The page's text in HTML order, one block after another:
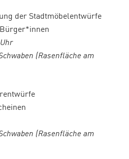
der Stadtmöbelentwürfe
(Rasenfläche am
(Rasenfläche am